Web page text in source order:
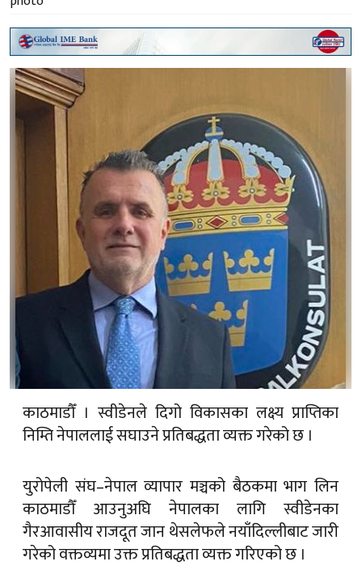
काठमाडौँ । स्वीडेनले दिगो विकासका लक्ष्य प्राप्तिका
निम्ति नेपाललाई सघाउने प्रतिबद्धता व्यक्त गरेको छ ।
युरोपेली संघ–नेपाल व्यापार मञ्चको बैठकमा भाग लिन
काठमाडौँ आउनुअघि नेपालका लागि स्वीडेनका
गैरआवासीय राजदूत जान थेसलेफले नयाँदिल्लीबाट जारी
गरेको वक्तव्यमा उक्त प्रतिबद्धता व्यक्त गरिएको छ ।